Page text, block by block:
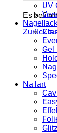
Es
Zurück
UV
Nagellack
Gel
Nailart